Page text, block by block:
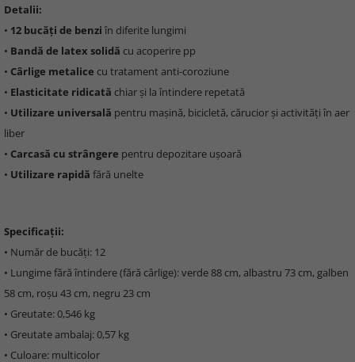
Detalii:
• 12 bucăți de benzi în diferite lungimi
• Bandă de latex solidă cu acoperire pp
• Cârlige metalice cu tratament anti-coroziune
• Elasticitate ridicată chiar și la întindere repetată
• Utilizare universală pentru mașină, bicicletă, cărucior și activități în aer
liber
• Carcasă cu strângere pentru depozitare ușoară
• Utilizare rapidă fără unelte
Specificații:
• Număr de bucăți: 12
• Lungime fără întindere (fără cârlige): verde 88 cm, albastru 73 cm, galben
58 cm, roșu 43 cm, negru 23 cm
• Greutate: 0,546 kg
• Greutate ambalaj: 0,57 kg
• Culoare: multicolor